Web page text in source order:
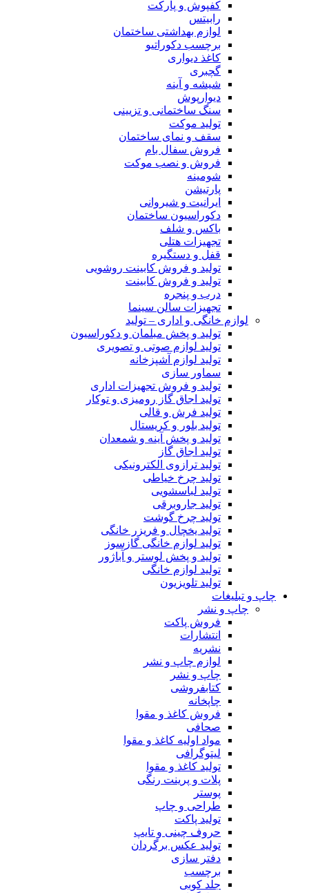
کفپوش و پارکت
رابیتس
لوازم بهداشتی ساختمان
برچسب دکوراتیو
کاغذ دیواری
گچبری
شیشه و آینه
دیوارپوش
سنگ ساختمانی و تزیینی
تولید موکت
سقف و نمای ساختمان
فروش سفال بام
فروش و نصب موکت
شومینه
پارتیشن
ایرانیت و شیروانی
دکوراسیون ساختمان
باکس و شلف
تجهیزات هتلی
قفل و دستگیره
تولید و فروش کابینت روشویی
تولید و فروش کابینت
درب و پنجره
تجهیزات سالن سینما
لوازم خانگی و اداری – تولید
تولید و پخش مبلمان و دکوراسیون
تولید لوازم صوتی و تصویری
تولید لوازم آشپزخانه
سماور سازی
تولید و فروش تجهیزات اداری
تولید اجاق گاز رومیزی و توکار
تولید فرش و قالی
تولید بلور و کریستال
تولید و پخش آینه و شمعدان
تولید اجاق گاز
تولید ترازوی الکترونیکی
تولید چرخ خیاطی
تولید لباسشویی
تولید جاروبرقی
تولید چرخ گوشت
تولید یخچال و فریزر خانگی
تولید لوازم خانگی گازسوز
تولید و پخش لوستر و آباژور
تولید لوازم خانگی
تولید تلویزیون
چاپ و تبلیغات
چاپ و نشر
فروش پاکت
انتشارات
نشریه
لوازم چاپ و نشر
چاپ و نشر
کتابفروشی
چاپخانه
فروش کاغذ و مقوا
صحافی
مواد اولیه کاغذ و مقوا
لیتوگرافی
تولید کاغذ و مقوا
پلات و پرینت رنگی
پوستر
طراحی و چاپ
تولید پاکت
حروف چینی و تایپ
تولید عکس برگردان
دفتر سازی
برچسب
جلد کوبی